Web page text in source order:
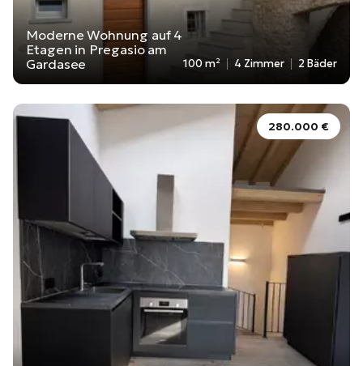
Moderne Wohnung auf 4
Etagen in Pregasio am
Gardasee
100 m² 4 Zimmer 2 Bäder
280.000 €